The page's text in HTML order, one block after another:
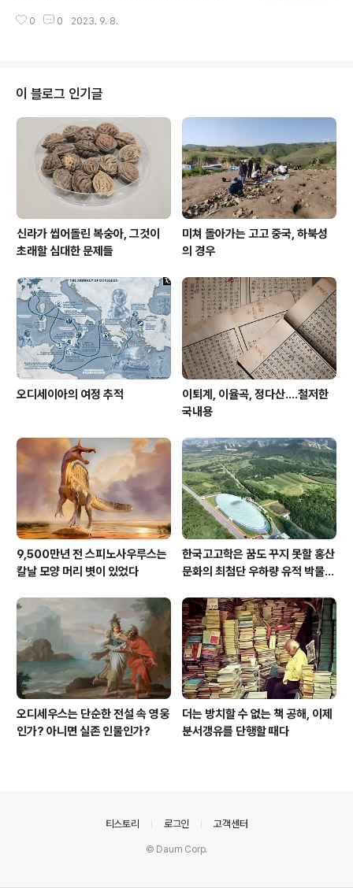
편에 섬으로써 베트남으로 돌아올 가능성이 매우 높았다.
침략을 정지시키고 이를 벌하기 위하여 이번 전쟁을 수행
에 탈취 또는 점령한 태평양의 도서 일체를 박탈할 것과 만
주, 대만 및 팽호도와 같이 일본이 청국으로부터 빼앗은 지
역 일체를 중화민국에 반환함에 있다. 또한 일본은 폭력과
탐욕으로 약탈한 다른 일체의 지역으로부터 구축될 것이
다. 앞의 3대국은 조선민의 노예상태에 유의하여 적당한
시기에 조선을 자주 독..
0 0 2023. 9. 8.
이 블로그 인기글
신라가 씹어돌린 복숭아, 그것이
초래할 심대한 문제들
미쳐 돌아가는 고고 중국, 하북성
의 경우
오디세이아의 여정 추적
이퇴계, 이율곡, 정다산....철저한
국내용
9,500만년 전 스피노사우루스는
칼날 모양 머리 볏이 있었다
한국고고학은 꿈도 꾸지 못할 홍산
문화의 최첨단 우하량 유적 박물관
오디세우스는 단순한 전설 속 영웅
인가? 아니면 실존 인물인가?
더는 방치할 수 없는 책 공해, 이제
분서갱유를 단행할 때다
티스토리 로그인 고객센터
© Daum Corp.